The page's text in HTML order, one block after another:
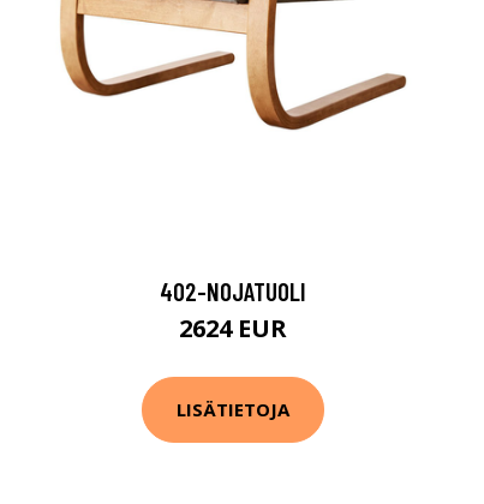
402-NOJATUOLI
2624 EUR
LISÄTIETOJA